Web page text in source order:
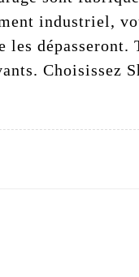
industriel,
dépasseront.
Choisissez